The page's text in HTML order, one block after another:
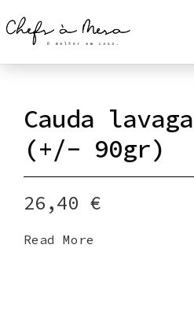
to
content
Cauda
(+/- 90gr)
26,40 €
Read More